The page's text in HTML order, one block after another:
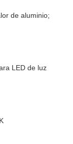
de aluminio;
LED de luz